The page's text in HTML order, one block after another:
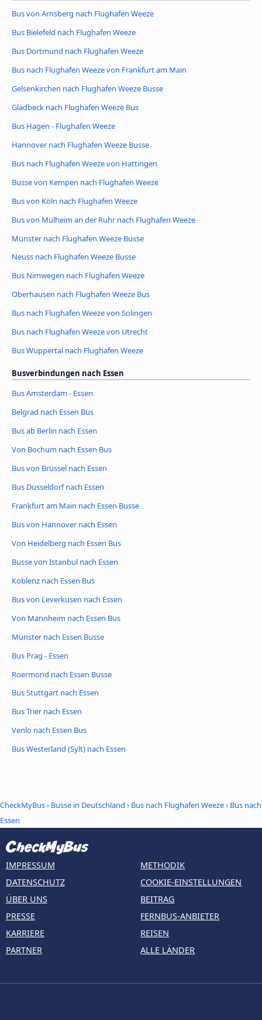
Bus von Arnsberg nach Flughafen Weeze
Bus Bielefeld nach Flughafen Weeze
Bus Dortmund nach Flughafen Weeze
Bus nach Flughafen Weeze von Frankfurt am Main
Gelsenkirchen nach Flughafen Weeze Busse
Gladbeck nach Flughafen Weeze Bus
Bus Hagen - Flughafen Weeze
Hannover nach Flughafen Weeze Busse
Bus nach Flughafen Weeze von Hattingen
Busse von Kempen nach Flughafen Weeze
Bus von Köln nach Flughafen Weeze
Bus von Mülheim an der Ruhr nach Flughafen Weeze
Münster nach Flughafen Weeze Busse
Neuss nach Flughafen Weeze Busse
Bus Nimwegen nach Flughafen Weeze
Oberhausen nach Flughafen Weeze Bus
Bus nach Flughafen Weeze von Solingen
Bus nach Flughafen Weeze von Utrecht
Bus Wuppertal nach Flughafen Weeze
Busverbindungen nach Essen
Bus Amsterdam - Essen
Belgrad nach Essen Bus
Bus ab Berlin nach Essen
Von Bochum nach Essen Bus
Bus von Brüssel nach Essen
Bus Düsseldorf nach Essen
Frankfurt am Main nach Essen Busse
Bus von Hannover nach Essen
Von Heidelberg nach Essen Bus
Busse von Istanbul nach Essen
Koblenz nach Essen Bus
Bus von Leverkusen nach Essen
Von Mannheim nach Essen Bus
Münster nach Essen Busse
Bus Prag - Essen
Roermond nach Essen Busse
Bus Stuttgart nach Essen
Bus Trier nach Essen
Venlo nach Essen Bus
Bus Westerland (Sylt) nach Essen
CheckMyBus› Busse in Deutschland › Bus nach Flughafen Weeze› Bus nach
Essen
IMPRESSUM
DATENSCHUTZ
ÜBER UNS
PRESSE
KARRIERE
PARTNER
METHODIK
COOKIE-EINSTELLUNGEN
BEITRAG
FERNBUS-ANBIETER
REISEN
ALLE LÄNDER